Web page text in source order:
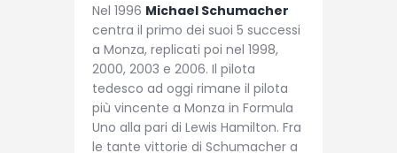
Nel 1996 Michael Schumacher
centra il primo dei suoi 5 successi
a Monza, replicati poi nel 1998,
2000, 2003 e 2006. Il pilota
tedesco ad oggi rimane il pilota
più vincente a Monza in Formula
Uno alla pari di Lewis Hamilton. Fra
le tante vittorie di Schumacher a